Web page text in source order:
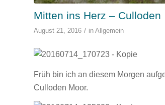
Mitten ins Herz – Culloden
August 21, 2016 / in Allgemein
Früh bin ich an diesem Morgen
Culloden Moor.